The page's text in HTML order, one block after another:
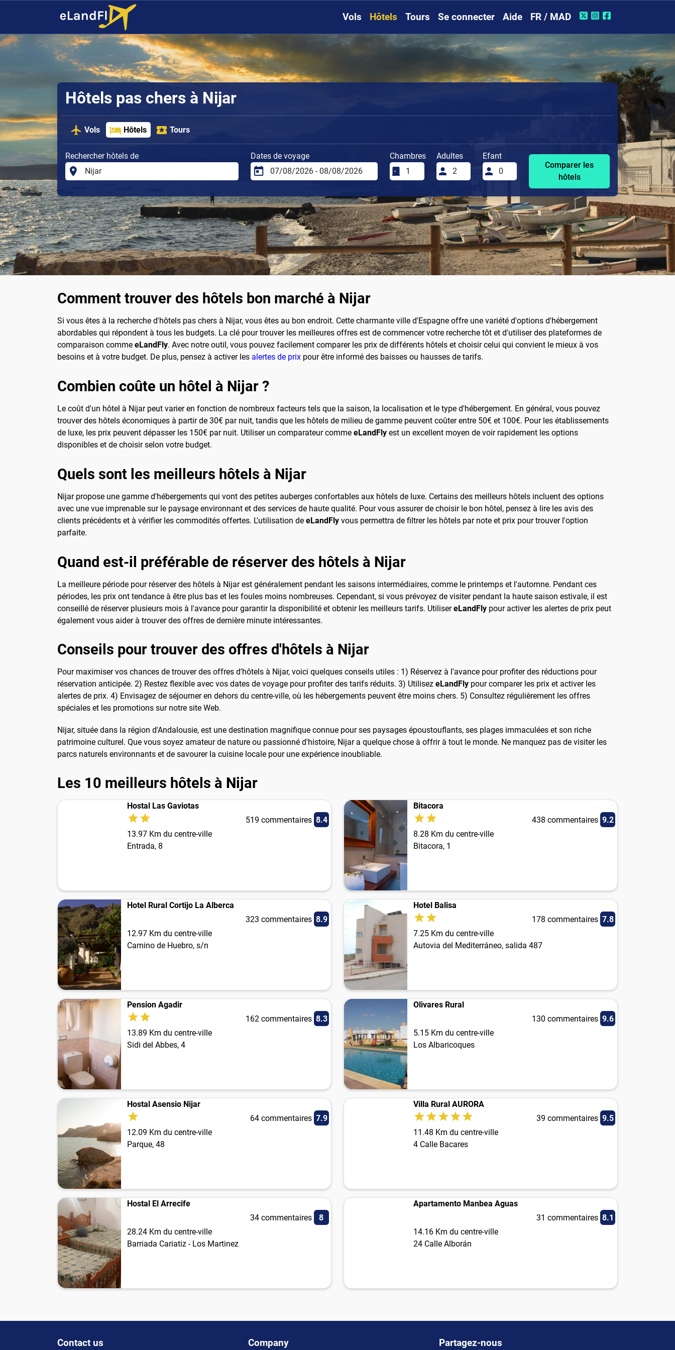
Vols Hôtels Tours Se connecter Aide FR / MAD
Hôtels pas chers à Nijar
Vols Hôtels Tours
Rechercher hôtels de Dates de voyage Chambres Adultes
Efant
Comparer les
hôtels
Comment trouver des hôtels bon marché à Nijar
Si vous êtes à la recherche d'hôtels pas chers à Nijar, vous êtes au bon endroit. Cette charmante ville d'Espagne offre une variété d'options d'hébergement
abordables qui répondent à tous les budgets. La clé pour trouver les meilleures offres est de commencer votre recherche tôt et d'utiliser des plateformes de
comparaison comme eLandFly. Avec notre outil, vous pouvez facilement comparer les prix de différents hôtels et choisir celui qui convient le mieux à vos
besoins et à votre budget. De plus, pensez à activer les alertes de prix pour être informé des baisses ou hausses de tarifs.
Combien coûte un hôtel à Nijar ?
Le coût d'un hôtel à Nijar peut varier en fonction de nombreux facteurs tels que la saison, la localisation et le type d'hébergement. En général, vous pouvez
trouver des hôtels économiques à partir de 30€ par nuit, tandis que les hôtels de milieu de gamme peuvent coûter entre 50€ et 100€. Pour les établissements
de luxe, les prix peuvent dépasser les 150€ par nuit. Utiliser un comparateur comme eLandFly est un excellent moyen de voir rapidement les options
disponibles et de choisir selon votre budget.
Quels sont les meilleurs hôtels à Nijar
Nijar propose une gamme d'hébergements qui vont des petites auberges confortables aux hôtels de luxe. Certains des meilleurs hôtels incluent des options
avec une vue imprenable sur le paysage environnant et des services de haute qualité. Pour vous assurer de choisir le bon hôtel, pensez à lire les avis des
clients précédents et à vérifier les commodités offertes. L'utilisation de eLandFly vous permettra de filtrer les hôtels par note et prix pour trouver l'option
parfaite.
Quand est-il préférable de réserver des hôtels à Nijar
La meilleure période pour réserver des hôtels à Nijar est généralement pendant les saisons intermédiaires, comme le printemps et l'automne. Pendant ces
périodes, les prix ont tendance à être plus bas et les foules moins nombreuses. Cependant, si vous prévoyez de visiter pendant la haute saison estivale, il est
conseillé de réserver plusieurs mois à l'avance pour garantir la disponibilité et obtenir les meilleurs tarifs. UtilisereLandFly pour activer les alertes de prix peut
également vous aider à trouver des offres de dernière minute intéressantes.
Conseils pour trouver des offres d'hôtels à Nijar
Pour maximiser vos chances de trouver des offres d'hôtels à Nijar, voici quelques conseils utiles : 1) Réservez à l'avance pour profiter des réductions pour
réservation anticipée. 2) Restez flexible avec vos dates de voyage pour profiter des tarifs réduits. 3) Utilisez eLandFly pour comparer les prix et activer les
alertes de prix. 4) Envisagez de séjourner en dehors du centre-ville, où les hébergements peuvent être moins chers. 5) Consultez régulièrement les offres
spéciales et les promotions sur notre site Web.
Nijar, située dans la région d'Andalousie, est une destination magnifique connue pour ses paysages époustouflants, ses plages immaculées et son riche
patrimoine culturel. Que vous soyez amateur de nature ou passionné d'histoire, Nijar a quelque chose à offrir à tout le monde. Ne manquez pas de visiter les
parcs naturels environnants et de savourer la cuisine locale pour une expérience inoubliable.
Les 10 meilleurs hôtels à Nijar
Hostal Las Gaviotas
519 commentaires 8.4
13.97 Km du centre-ville
Entrada, 8
Bitacora
438 commentaires 9.2
8.28 Km du centre-ville
Bitacora, 1
Hotel Rural Cortijo La Alberca
323 commentaires 8.9
12.97 Km du centre-ville
Camino de Huebro, s/n
Hotel Balisa
178 commentaires 7.8
7.25 Km du centre-ville
Autovia del Mediterráneo, salida 487
Pension Agadir
162 commentaires 8.3
13.89 Km du centre-ville
Sidi del Abbes, 4
Olivares Rural
130 commentaires 9.6
5.15 Km du centre-ville
Los Albaricoques
Hostal Asensio Nijar
64 commentaires 7.9
12.09 Km du centre-ville
Parque, 48
Villa Rural AURORA
39 commentaires 9.5
11.48 Km du centre-ville
4 Calle Bacares
Hostal El Arrecife
34 commentaires
8
28.24 Km du centre-ville
Barriada Cariatiz - Los Martinez
Apartamento Manbea Aguas
31 commentaires 8.1
14.16 Km du centre-ville
24 Calle Alborán
Contact us Company Partagez-nous